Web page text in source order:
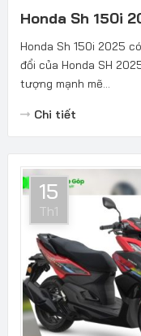
Honda Sh 150i
Honda Sh 150i 2025
đổi của Honda SH
tượng mạnh mẽ...
Chi tiết
15
Th1